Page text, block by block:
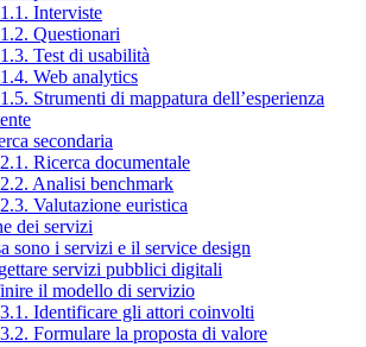
Interviste
Questionari
Test di usabilità
Web analytics
Strumenti di mappatura dell’esperienza
secondaria
Ricerca documentale
Analisi benchmark
Valutazione euristica
dei servizi
sono i servizi e il service design
servizi pubblici digitali
il modello di servizio
Identificare gli attori coinvolti
Formulare la proposta di valore